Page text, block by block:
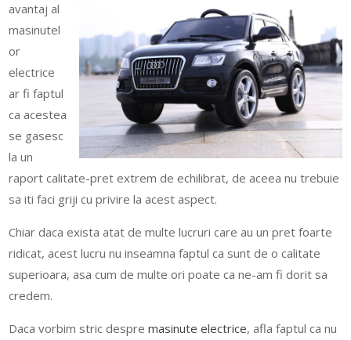
avantaj al
masinutel
or
electrice
ar fi faptul
ca acestea
se gasesc
la un
raport calitate-pret extrem de echilibrat, de aceea nu trebuie
sa iti faci griji cu privire la acest aspect.
Chiar daca exista atat de multe lucruri care au un pret foarte
ridicat, acest lucru nu inseamna faptul ca sunt de o calitate
superioara, asa cum de multe ori poate ca ne-am fi dorit sa
credem.
Daca vorbim stric despremasinute electrice, afla faptul ca nu